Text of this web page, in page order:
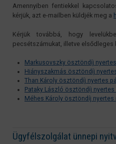
Amennyiben fentiekkel
kérjük, azt e-mailben küldjék meg a
Kérjük továbbá, hogy
pecsétszámukat, illetve elsődleges
Markusovszky ösztöndíj
Hiányszakmás ösztöndíj
Than Károly ösztöndíj nyertes
Pataky László ösztöndíj nyertes
Méhes Károly ösztöndíj nyertes
Ügyfélszolgálat ünnepi